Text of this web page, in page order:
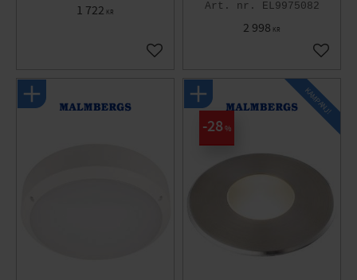
1 722 KR
Gem som favorit
EL9975082
2 998 KR
Gem
28 %
KAMPANJ!